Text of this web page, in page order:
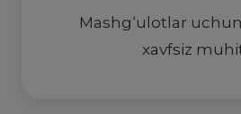
Mashg‘ulotlar
xavfsiz